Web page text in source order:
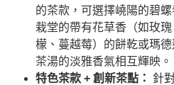
的茶款，可選擇嶢陽的碧
栽堂的帶有花草香（如玫
檬、蔓越莓）的餅乾或瑪
茶湯的淡雅香氣相互輝映。
特色茶款 + 創新茶點：
針